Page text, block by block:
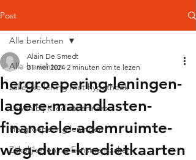
Post
Alle berichten
zakelijke lening met hypotheek
Lenen bij KredietPartners
Hergroepering leningen
Zakelijke lening Eensmanszaken
Alle berichten
hergroepering-leningen-
lagere-maandlasten-
financiele-ademruimte-
weg-dure-kredietkaarten
Alain De Smedt
31 mei 2024 2 minuten om te lezen